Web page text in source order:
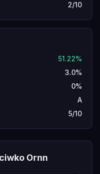
2/10
51.22%
3.0%
0%
A
5/10
Ornn